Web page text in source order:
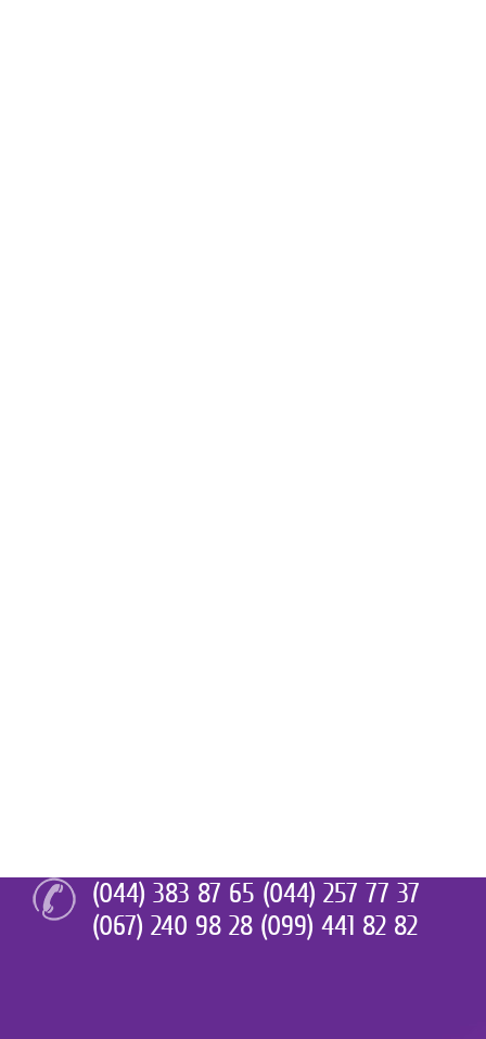
(044) 383 87 65 (044) 257 77 37
(067) 240 98 28 (099) 441 82 82